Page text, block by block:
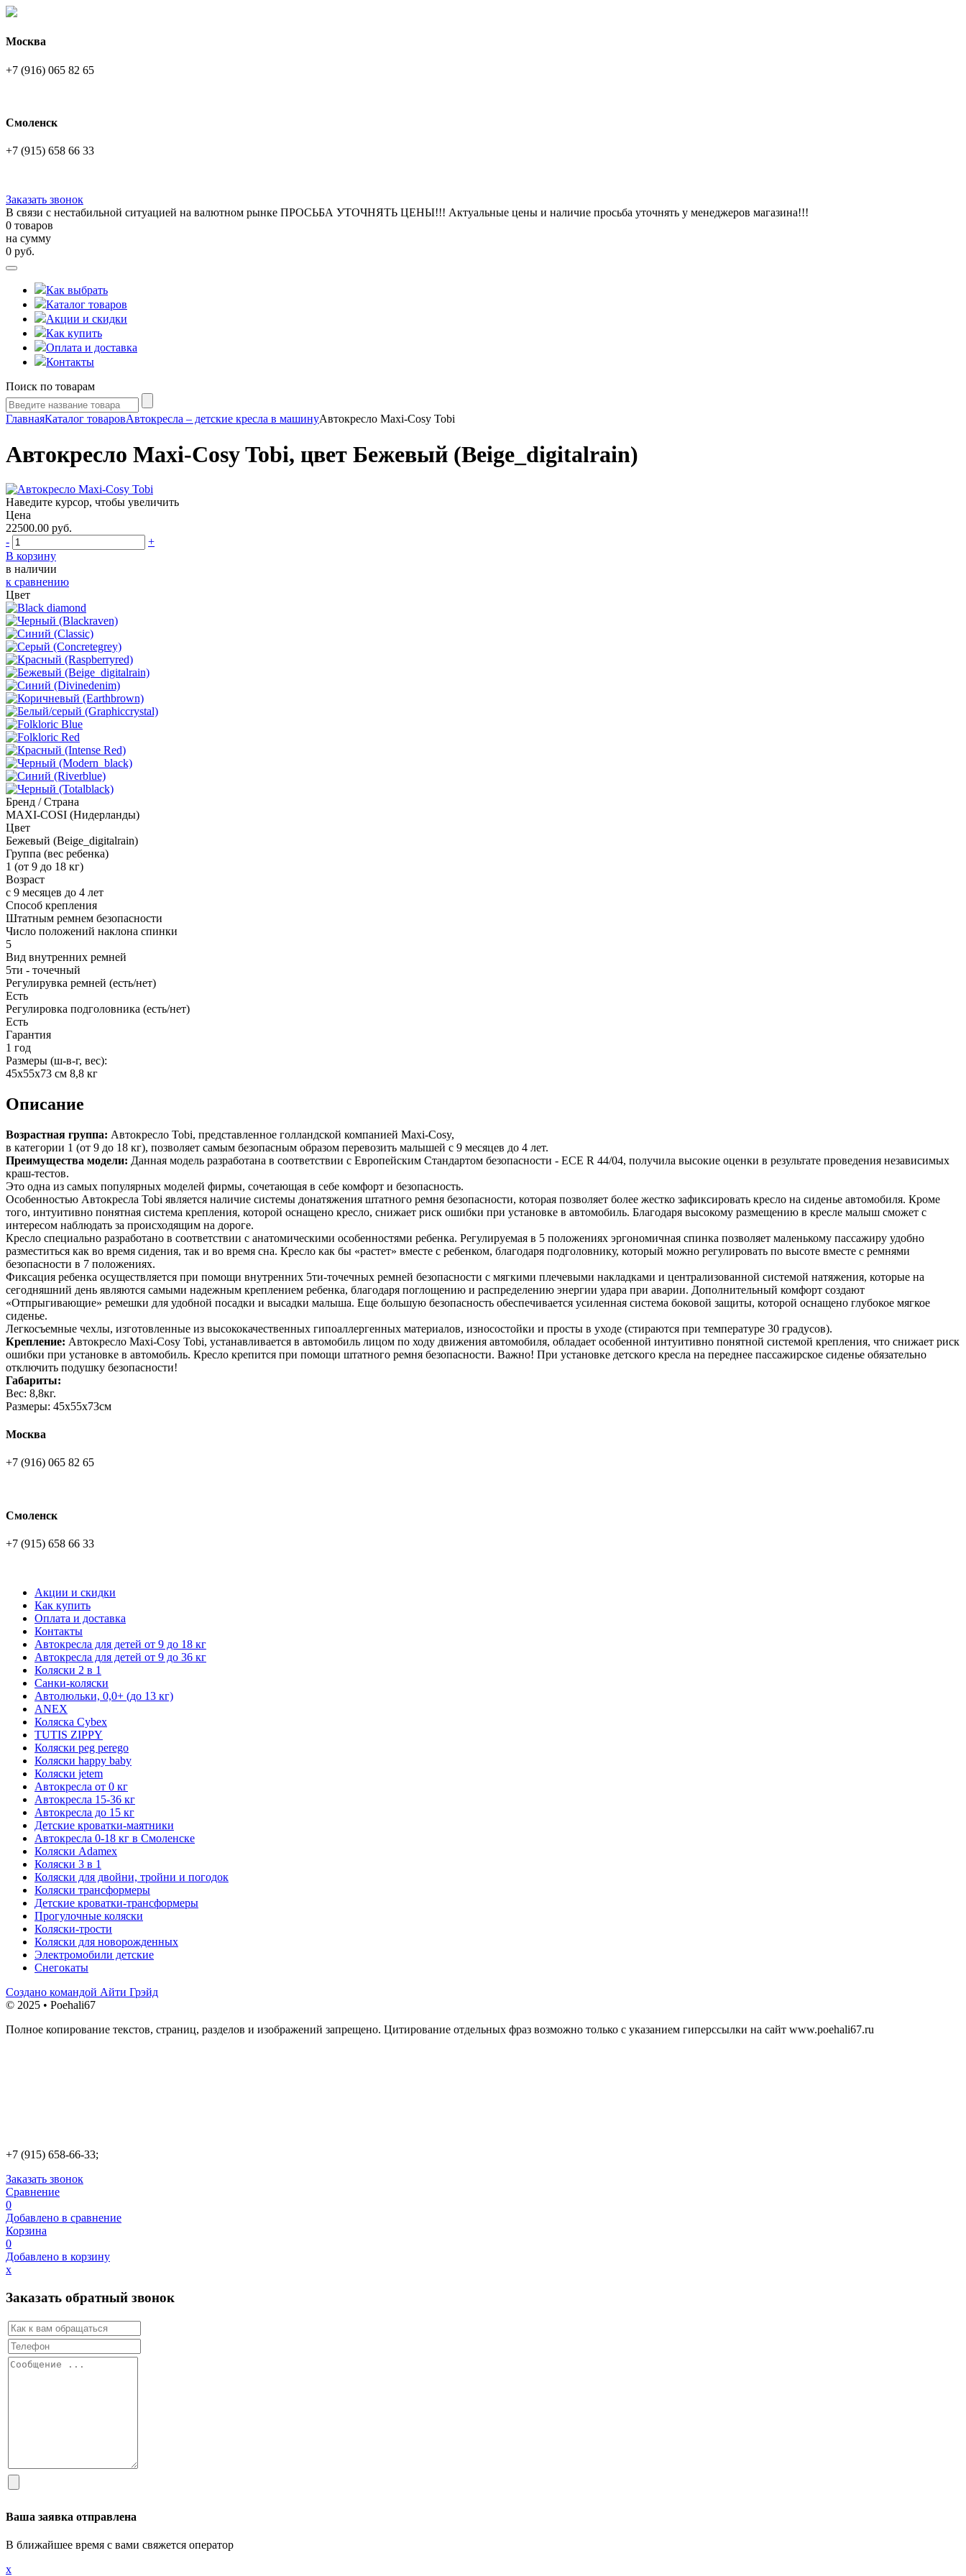
Москва
+7 (916) 065 82 65
Смоленск
+7 (915) 658 66 33
Заказать звонок
В связи с нестабильной ситуацией на валютном рынке ПРОСЬБА УТОЧНЯТЬ ЦЕНЫ!!! Актуальные цены и наличие просьба уточнять у менеджеров магазина!!!
0 товаров
на сумму
0 руб.
Как выбрать
Каталог товаров
Акции и скидки
Как купить
Оплата и доставка
Контакты
Поиск по товарам
ГлавнаяКаталог товаровАвтокресла – детские кресла в машинуАвтокресло Maxi-Cosy Tobi
Автокресло Maxi-Cosy Tobi, цвет Бежевый (Beige_digitalrain)
Наведите курсор, чтобы увеличить
Цена
22500.00 руб.
-
+
В корзину
в наличии
к сравнению
Цвет
Бренд / Страна
MAXI-COSI (Нидерланды)
Цвет
Бежевый (Beige_digitalrain)
Группа (вес ребенка)
1 (от 9 до 18 кг)
Возраст
с 9 месяцев до 4 лет
Способ крепления
Штатным ремнем безопасности
Число положений наклона спинки
5
Вид внутренних ремней
5ти - точечный
Регулирувка ремней (есть/нет)
Есть
Регулировка подголовника (есть/нет)
Есть
Гарантия
1 год
Размеры (ш-в-г, вес):
45х55х73 см 8,8 кг
Описание
Возрастная группа: Автокресло Tobi, представленное голландской компанией Maxi-Cosy,
в категории 1 (от 9 до 18 кг), позволяет самым безопасным образом перевозить малышей с 9 месяцев до 4 лет.
Преимущества модели: Данная модель разработана в соответствии с Европейским Стандартом безопасности - ECE R 44/04, получила высокие оценки в результате проведения независимых
краш-тестов.
Это одна из самых популярных моделей фирмы, сочетающая в себе комфорт и безопасность.
Особенностью Автокресла Tobi является наличие системы донатяжения штатного ремня безопасности, которая позволяет более жестко зафиксировать кресло на сиденье автомобиля. Кроме
того, интуитивно понятная система крепления, которой оснащено кресло, снижает риск ошибки при установке в автомобиль. Благодаря высокому размещению в кресле малыш сможет с
интересом наблюдать за происходящим на дороге.
Кресло специально разработано в соответствии с анатомическими особенностями ребенка. Регулируемая в 5 положениях эргономичная спинка позволяет маленькому пассажиру удобно
разместиться как во время сидения, так и во время сна. Кресло как бы «растет» вместе с ребенком, благодаря подголовнику, который можно регулировать по высоте вместе с ремнями
безопасности в 7 положениях.
Фиксация ребенка осуществляется при помощи внутренних 5ти-точечных ремней безопасности с мягкими плечевыми накладками и централизованной системой натяжения, которые на
сегодняшний день являются самыми надежным креплением ребенка, благодаря поглощению и распределению энергии удара при аварии. Дополнительный комфорт создают
«Отпрыгивающие» ремешки для удобной посадки и высадки малыша. Еще большую безопасность обеспечивается усиленная система боковой защиты, которой оснащено глубокое мягкое
сиденье.
Легкосъемные чехлы, изготовленные из высококачественных гипоаллергенных материалов, износостойки и просты в уходе (стираются при температуре 30 градусов).
Крепление: Автокресло Maxi-Cosy Tobi, устанавливается в автомобиль лицом по ходу движения автомобиля, обладает особенной интуитивно понятной системой крепления, что снижает риск
ошибки при установке в автомобиль. Кресло крепится при помощи штатного ремня безопасности. Важно! При установке детского кресла на переднее пассажирское сиденье обязательно
отключить подушку безопасности!
Габариты:
Вес: 8,8кг.
Размеры: 45х55х73см
Москва
+7 (916) 065 82 65
Смоленск
+7 (915) 658 66 33
Акции и скидки
Как купить
Оплата и доставка
Контакты
Автокресла для детей от 9 до 18 кг
Автокресла для детей от 9 до 36 кг
Коляски 2 в 1
Санки-коляски
Автолюльки, 0,0+ (до 13 кг)
ANEX
Коляска Cybex
TUTIS ZIPPY
Коляски peg perego
Коляски happy baby
Коляски jetem
Автокресла от 0 кг
Автокресла 15-36 кг
Автокресла до 15 кг
Детские кроватки-маятники
Автокресла 0-18 кг в Смоленске
Коляски Adamex
Коляски 3 в 1
Коляски для двойни, тройни и погодок
Коляски трансформеры
Детские кроватки-трансформеры
Прогулочные коляски
Коляски-трости
Коляски для новорожденных
Электромобили детские
Снегокаты
Создано командой Айти Грэйд
© 2025 • Poehali67
Полное копирование текстов, страниц, разделов и изображений запрещено. Цитирование отдельных фраз возможно только с указанием гиперссылки на сайт www.poehali67.ru
+7 (915) 658-66-33;
Заказать звонок
Сравнение
0
Добавлено в сравнение
Корзина
0
Добавлено в корзину
х
Заказать обратный звонок
Ваша заявка отправлена
В ближайшее время с вами свяжется оператор
х